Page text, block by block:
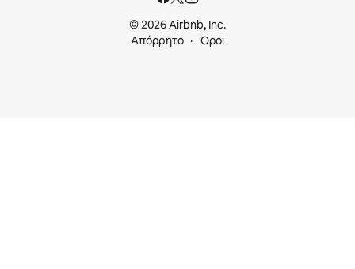
© 2026 Airbnb, Inc.
Απόρρητο
Όροι